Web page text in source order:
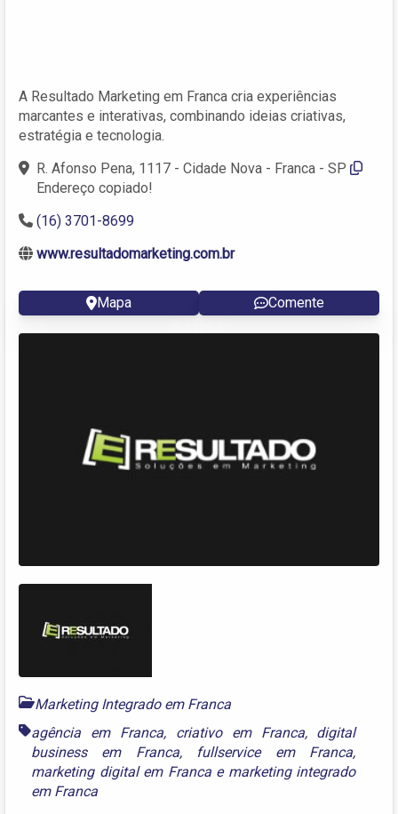
A Resultado Marketing em Franca cria experiências
marcantes e interativas, combinando ideias criativas,
estratégia e tecnologia.
R. Afonso Pena, 1117 - Cidade Nova - Franca - SP
Endereço copiado!
(16) 3701-8699
www.resultadomarketing.com.br
Mapa Comente
Marketing Integrado em Franca
agência em Franca, criativo em Franca, digital
business em Franca, fullservice em Franca,
marketing digital em Francae marketing integrado
em Franca